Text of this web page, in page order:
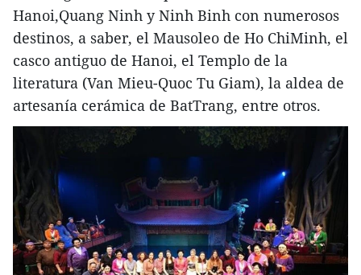
Hanoi,Quang Ninh y Ninh Binh con numerosos
destinos, a saber, el Mausoleo de Ho ChiMinh, el
casco antiguo de Hanoi, el Templo de la
literatura (Van Mieu-Quoc Tu Giam), la aldea de
artesanía cerámica de BatTrang, entre otros.